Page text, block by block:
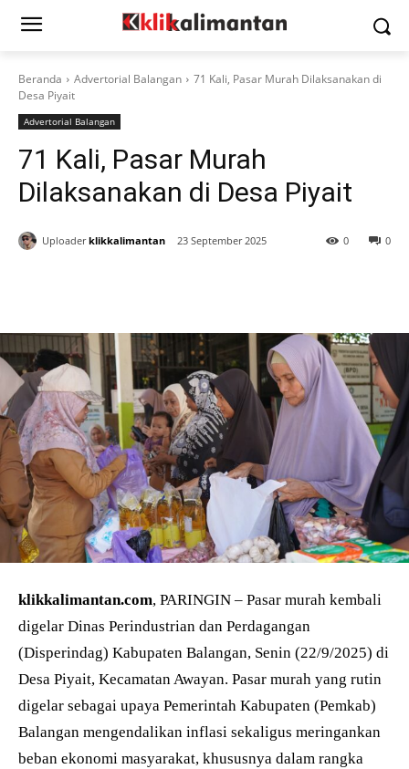
Beranda Advertorial Balangan
71 Kali, Pasar Murah Dilaksanakan di
Desa Piyait
Advertorial Balangan
71 Kali, Pasar Murah
Dilaksanakan di Desa Piyait
Uploader klikkalimantan 23 September 2025 0
0
klikkalimantan.com, PARINGIN – Pasar murah kembali
digelar Dinas Perindustrian dan Perdagangan
(Disperindag) Kabupaten Balangan, Senin (22/9/2025) di
Desa Piyait, Kecamatan Awayan. Pasar murah yang rutin
digelar sebagai upaya Pemerintah Kabupaten (Pemkab)
Balangan mengendalikan inflasi sekaligus meringankan
beban ekonomi masyarakat, khususnya dalam rangka